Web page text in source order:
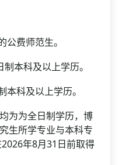
费师范生。
本科及以上学历。
科及以上学历。
为全日制学历，博
生所学专业与本科专
年8月31日前取得